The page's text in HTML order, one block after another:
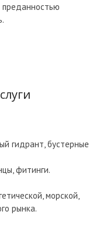
преданностью
гидрант, бустерные
фитинги.
морской,
рынка.